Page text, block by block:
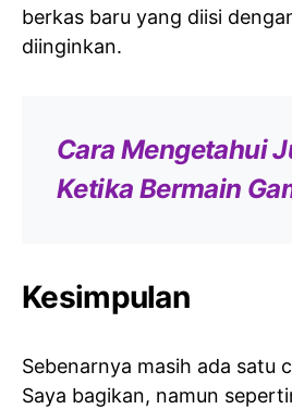
berkas baru yang diisi
diinginkan.
Cara Mengetahui
Ketika Bermain
Kesimpulan
Sebenarnya masih ada satu
Saya bagikan, namun